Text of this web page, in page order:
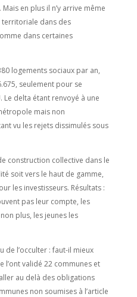
en plus il n’y arrive même
dans des
dans certaines
logements sociaux par an,
seulement pour se
Le delta étant renvoyé à une
mais non
vu les rejets dissimulés sous
construction collective dans le
soit vers le haut de gamme,
les investisseurs. Résultats :
pas leur compte, les
plus, les jeunes les
l’occulter : faut-il mieux
validé 22 communes et
au delà des obligations
non soumises à l’article